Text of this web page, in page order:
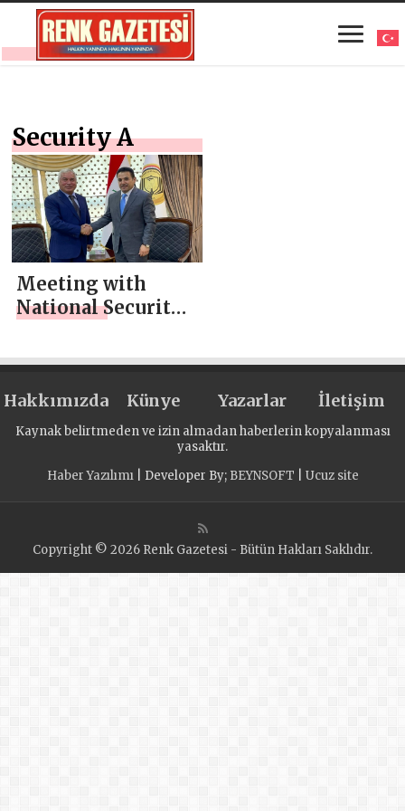
Security A
Meeting with
National Security
Republic of Iraq
Hakkımızda Künye Yazarlar İletişim
Kaynak belirtmeden ve izin almadan haberlerin kopyalanması
yasaktır.
Haber Yazılımı| Developer By; BEYNSOFT Ucuz site
Copyright © 2026 Renk Gazetesi - Bütün Hakları Saklıdır.